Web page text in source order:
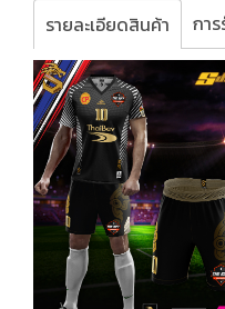
รายละเอียดสินค้า